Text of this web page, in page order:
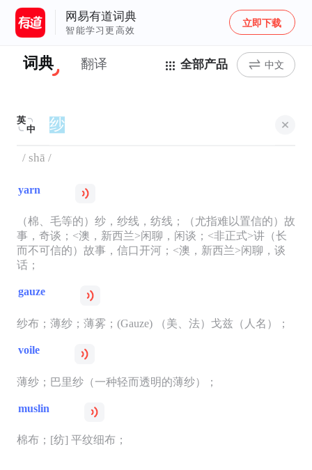
网易有道词典
智能学习更高效
立即下载
词典 翻译 全部产品 中文
英
中
/ shā /
yarn
（棉、毛等的）纱，纱线，纺线；（尤指难以置信的）故
事，奇谈；<澳，新西兰>闲聊，闲谈；<非正式>讲（长
而不可信的）故事，信口开河；<澳，新西兰>闲聊，谈
话；
gauze
纱布；薄纱；薄雾；(Gauze) （美、法）戈兹（人名）；
voile
薄纱；巴里纱（一种轻而透明的薄纱）；
muslin
棉布；[纺] 平纹细布；